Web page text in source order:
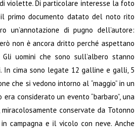
violette. Di particolare interesse la foto
primo documento datato del noto rito
di pugno dell’autore:
non è ancora dritto perché aspettano
uomini che sono sull’albero stanno
In cima sono legate 12 galline e galli, 5
che si vedono intorno al “maggio” in un
considerato un evento “barbaro”, una
conservate da Totonno
campagna e il vicolo con neve. Anche